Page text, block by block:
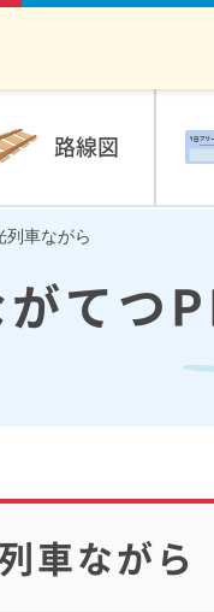
路線図
車ながら
がてつ
車ながら